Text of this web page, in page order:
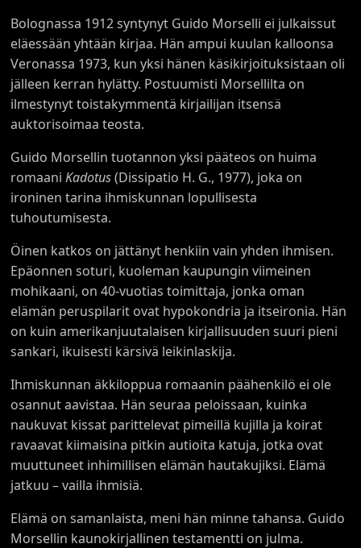
Bolognassa 1912 syntynyt Guido Morselli ei julkaissut
eläessään yhtään kirjaa. Hän ampui kuulan kalloonsa
Veronassa 1973, kun yksi hänen käsikirjoituksistaan oli
jälleen kerran hylätty. Postuumisti Morsellilta on
ilmestynyt toistakymmentä kirjailijan itsensä
auktorisoimaa teosta.
Guido Morsellin tuotannon yksi pääteos on huima
romaaniKadotus(Dissipatio H. G., 1977), joka on
ironinen tarina ihmiskunnan lopullisesta
tuhoutumisesta.
Öinen katkos on jättänyt henkiin vain yhden ihmisen.
Epäonnen soturi, kuoleman kaupungin viimeinen
mohikaani, on 40-vuotias toimittaja, jonka oman
elämän peruspilarit ovat hypokondria ja itseironia. Hän
on kuin amerikanjuutalaisen kirjallisuuden suuri pieni
sankari, ikuisesti kärsivä leikinlaskija.
Ihmiskunnan äkkiloppua romaanin päähenkilö ei ole
osannut aavistaa. Hän seuraa peloissaan, kuinka
naukuvat kissat parittelevat pimeillä kujilla ja koirat
ravaavat kiimaisina pitkin autioita katuja, jotka ovat
muuttuneet inhimillisen elämän hautakujiksi. Elämä
jatkuu – vailla ihmisiä.
Elämä on samanlaista, meni hän minne tahansa. Guido
Morsellin kaunokirjallinen testamentti on julma.